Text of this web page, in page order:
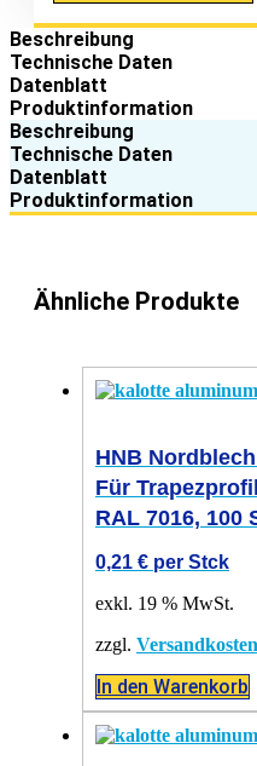
Beschreibung
Technische Daten
Datenblatt
Produktinformation
Beschreibung
Technische Daten
Datenblatt
Produktinformation
Ähnliche Produkte
HNB
Für
RAL 7016, 100
0,21 € per Stck
exkl. 19 % MwSt.
zzgl. Versandkosten
In den Warenkorb